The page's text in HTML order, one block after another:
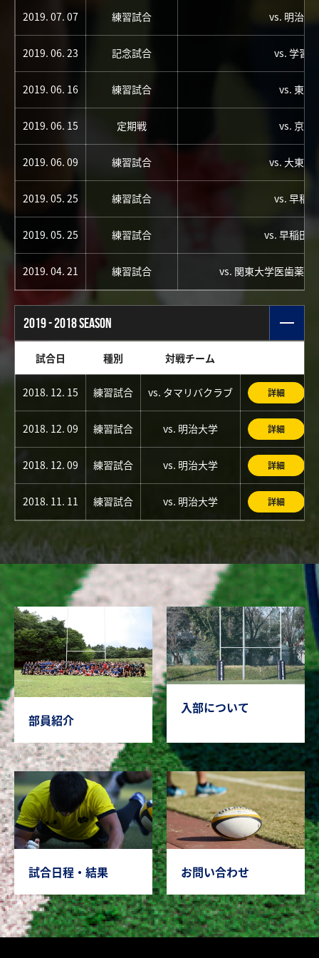
2019. 07. 07 練習試合 vs. 明治大
2019. 06. 23 記念試合 vs. 学習
2019. 06. 16 練習試合 vs. 東海
2019. 06. 15 定期戦 vs. 京都
2019. 06. 09 練習試合 vs. 大東文
2019. 05. 25 練習試合 vs. 早稲
2019. 05. 25 練習試合 vs. 早稲田
2019. 04. 21 練習試合 vs. 関東大学医歯薬学
2019 - 2018 SEASON
試合日 種別 対戦チーム
2018. 12. 15 練習試合 vs. タマリバクラブ 詳細
2018. 12. 09 練習試合 vs. 明治大学 詳細
2018. 12. 09 練習試合 vs. 明治大学 詳細
2018. 11. 11 練習試合 vs. 明治大学 詳細
部員紹介
入部について
試合日程・結果 お問い合わせ